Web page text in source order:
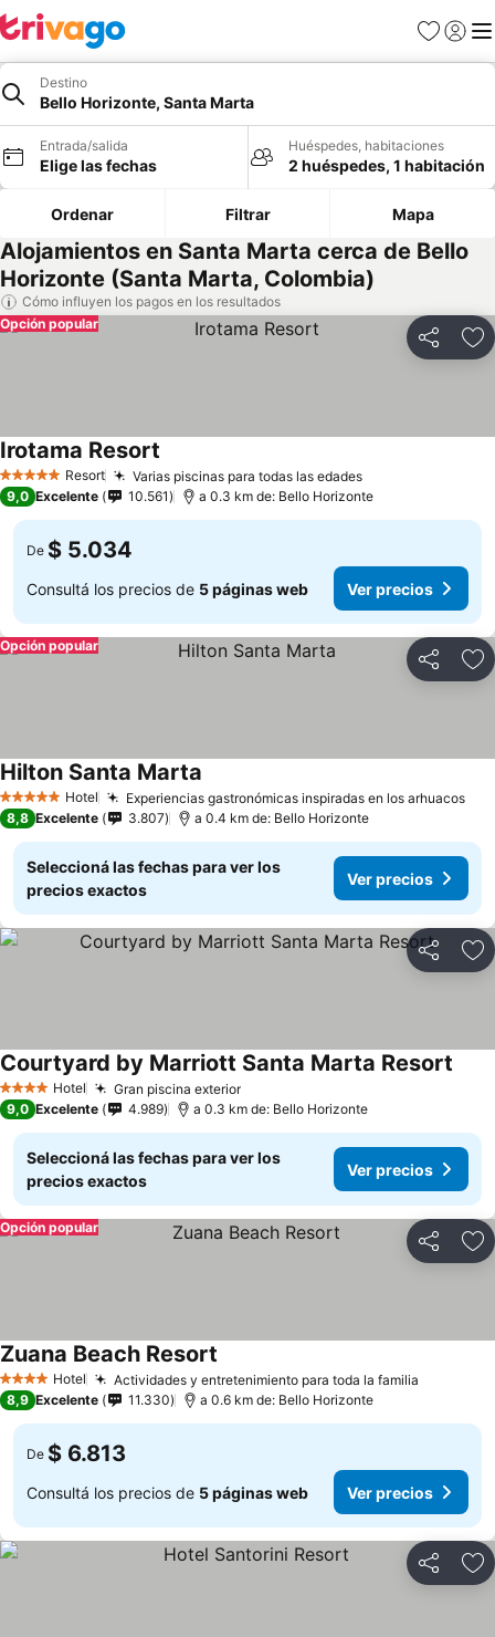
Favoritos
Iniciar
Destino
Bello Horizonte, Santa Marta
Entrada/salida
Elige las fechas
Huéspedes, habitaciones
2 huéspedes, 1 habitación
Ordenar Filtrar Mapa
Alojamientos en Santa Marta cerca de Bello
Horizonte (Santa Marta, Colombia)
Cómo influyen los pagos en los resultados
Compartir
Opción popular
5 Estrellas Resort Varias piscinas para todas las edades
Irotama Resort
9,0 Excelente 10.561 a 0.3 km de: Bello Horizonte
De $ 5.034
Consultá los precios de 5 páginas web Ver precios
Compartir
Opción popular
5 Estrellas Hotel Experiencias gastronómicas inspiradas en los arhuacos
Hilton Santa Marta
8,8 Excelente 3.807 a 0.4 km de: Bello Horizonte
Seleccioná las fechas para ver los
precios exactos
Ver precios
Compartir
4 EstrellasHotel Gran piscina exterior
Courtyard by Marriott Santa Marta Resort
9,0 Excelente 4.989 a 0.3 km de: Bello Horizonte
Seleccioná las fechas para ver los
precios exactos
Ver precios
Compartir
Opción popular
4 EstrellasHotel Actividades y entretenimiento para toda la familia
Zuana Beach Resort
8,9 Excelente 11.330 a 0.6 km de: Bello Horizonte
De $ 6.813
Consultá los precios de 5 páginas web Ver precios
Compartir